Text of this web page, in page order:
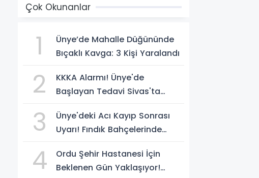
Çok Okunanlar
1
Ünye’de Mahalle Düğününde
Bıçaklı Kavga: 3 Kişi Yaralandı
2
KKKA Alarmı! Ünye'de
Başlayan Tedavi Sivas'ta
3
Ünye'deki Acı Kayıp Sonrası
Uyarı! Fındık Bahçelerinde
4
Ordu Şehir Hastanesi İçin
Beklenen Gün Yaklaşıyor!